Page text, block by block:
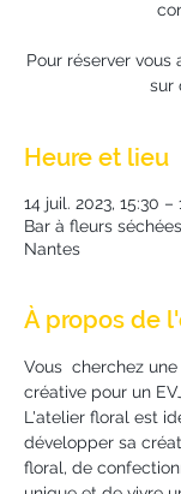
Pour réserver vous
sur
Heure et lieu
14 juil. 2023, 15:30 –
Bar à fleurs
Nantes
À propos de
Vous  cherchez
créative pour un
L'atelier floral est
développer sa
floral, de